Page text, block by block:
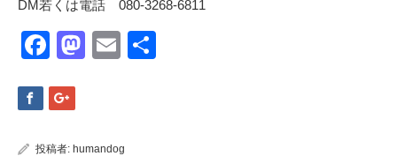
DM若くは電話 080-3268-6811
Facebook
Mastodon
Email
投稿者: humandog